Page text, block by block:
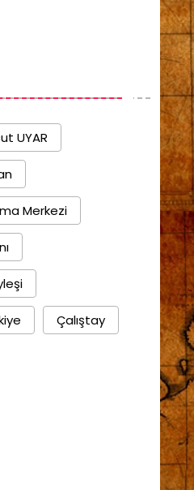
UYAR
Merkezi
Çalıştay